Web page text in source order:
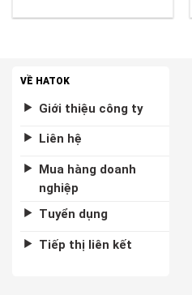
VỀ HATOK
Giới thiệu công ty
Liên hệ
Mua hàng doanh
nghiệp
Tuyển dụng
Tiếp thị liên kết